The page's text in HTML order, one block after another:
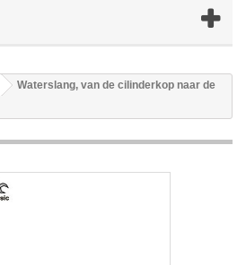
Waterslang, van de cilinderkop naar de